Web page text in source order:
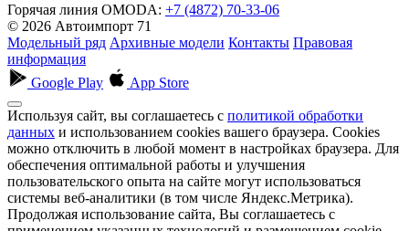
Горячая линия OMODA: +7 (4872) 70-33-06
© 2026 Автоимпорт 71
Модельный ряд Архивные модели Контакты Правовая
информация
Google Play
App Store
Используя сайт, вы соглашаетесь с политикой обработки
данных и использованием cookies вашего браузера. Cookies
можно отключить в любой момент в настройках браузера. Для
обеспечения оптимальной работы и улучшения
пользовательского опыта на сайте могут использоваться
системы веб-аналитики (в том числе Яндекс.Метрика).
Продолжая использование сайта, Вы соглашаетесь с